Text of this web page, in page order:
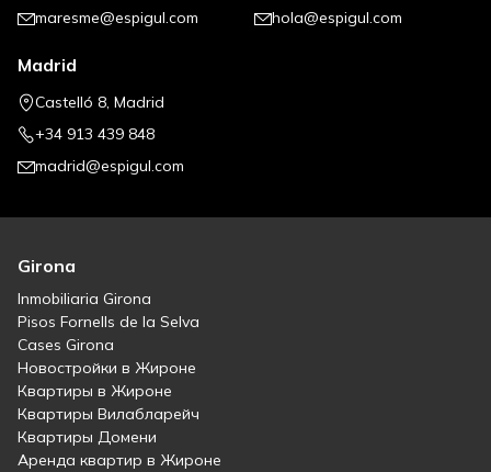
maresme@espigul.com
hola@espigul.com
Madrid
Castelló 8, Madrid
+34 913 439 848
madrid@espigul.com
Girona
Inmobiliaria Girona
Pisos Fornells de la Selva
Cases Girona
Новостройки в Жироне
Квартиры в Жироне
Квартиры Вилабларейч
Квартиры Домени
Аренда квартир в Жироне